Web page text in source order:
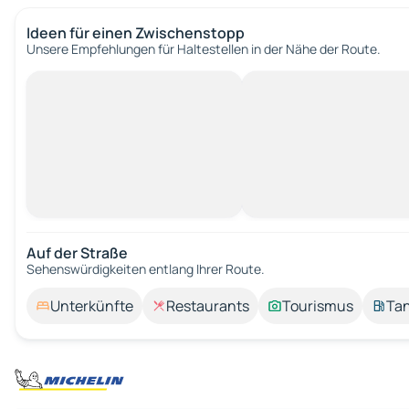
Ideen für einen Zwischenstopp
Unsere Empfehlungen für Haltestellen in der Nähe der Route.
Auf der Straße
Sehenswürdigkeiten entlang Ihrer Route.
Unterkünfte Restaurants Tourismus